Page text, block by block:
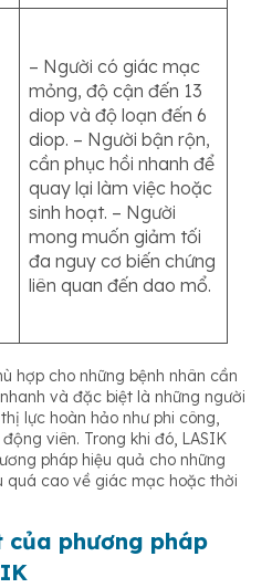
– Người có giác mạc
mỏng, độ cận đến 13
diop và độ loạn đến 6
diop. – Người bận rộn,
cần phục hồi nhanh để
quay lại làm việc hoặc
sinh hoạt. – Người
mong muốn giảm tối
đa nguy cơ biến chứng
liên quan đến dao mổ.
hợp cho những bệnh nhân cần
và đặc biệt là những người
lực hoàn hảo như phi công,
viên. Trong khi đó, LASIK
pháp hiệu quả cho những
quá cao về giác mạc hoặc thời
của phương pháp